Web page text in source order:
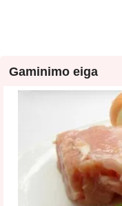
Gaminimo eiga